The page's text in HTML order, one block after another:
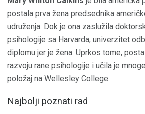
postala prva žena predsednika
udruženja. Dok je ona zaslužila
psihologije sa Harvarda, univerzitet
diplomu jer je žena. Uprkos tome,
razvoju rane psihologije i učila je
položaj na Wellesley College.
Najbolji poznati rad